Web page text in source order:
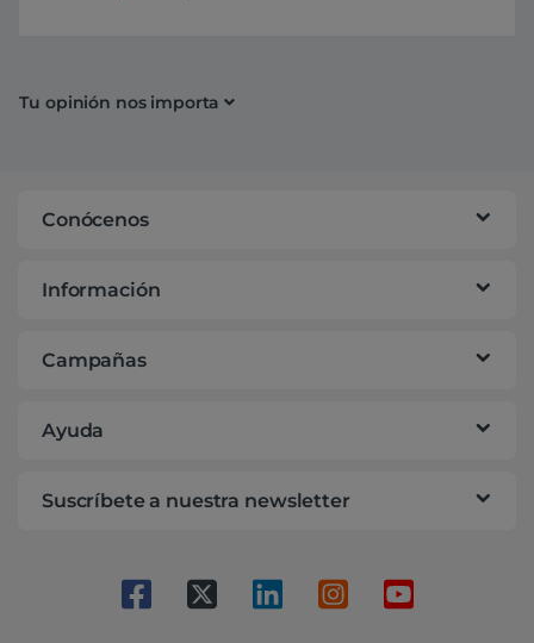
Tu opinión nos importa
Conócenos
Información
Campañas
Ayuda
Suscríbete a nuestra newsletter